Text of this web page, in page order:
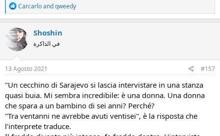
R
e
a
c
t
i
o
n
s
Carcarloandqweedy
Shoshin
في الذاكرة
13 Agosto 2021 #157
"Un cecchino di Sarajevo si lascia intervistare in una stanza
quasi buia. Mi sembra incredibile: è una donna. Una donna
che spara a un bambino di sei anni? Perché?
"Tra ventanni ne avrebbe avuti ventisei", è la risposta che
l'interprete traduce.